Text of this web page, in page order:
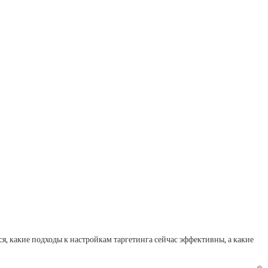
подходы к настройкам таргетинга сейчас эффективны, а какие